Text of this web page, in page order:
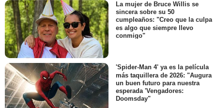
La mujer de Bruce Willis se
sincera sobre su 50
cumpleaños: "Creo que la culpa
es algo que siempre llevo
conmigo"
'Spider-Man 4' ya es la película
más taquillera de 2026: "Augura
un buen futuro para nuestra
esperada 'Vengadores:
Doomsday"